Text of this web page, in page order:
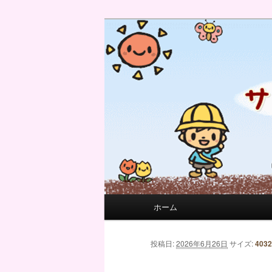
サンフィール保育園のブログ
サンフィール保育園のせんせ
メインコンテンツへ移動
サブコンテンツへ移動
ホーム
画像ナビゲーション
投稿日:2026年6月26日 サイズ: